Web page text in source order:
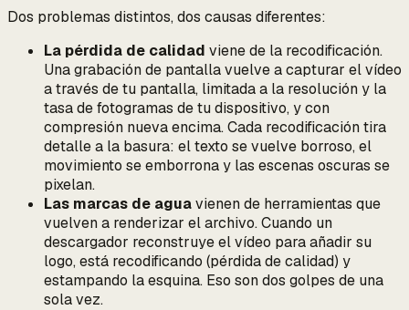
Dos problemas distintos, dos causas diferentes:
La pérdida de calidad viene de la recodificación.
Una grabación de pantalla vuelve a capturar el vídeo
a través de tu pantalla, limitada a la resolución y la
tasa de fotogramas de tu dispositivo, y con
compresión nueva encima. Cada recodificación tira
detalle a la basura: el texto se vuelve borroso, el
movimiento se emborrona y las escenas oscuras se
pixelan.
Las marcas de aguavienen de herramientas que
vuelven a renderizar el archivo. Cuando un
descargador reconstruye el vídeo para añadir su
logo, está recodificando (pérdida de calidad) y
estampando la esquina. Eso son dos golpes de una
sola vez.